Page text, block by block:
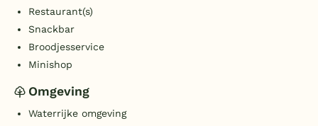
Restaurant(s)
Snackbar
Broodjesservice
Minishop
Omgeving
Waterrijke omgeving